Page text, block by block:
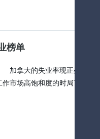
榜单
加拿大的失业率现正处于40
作市场高饱和度的时局下，有